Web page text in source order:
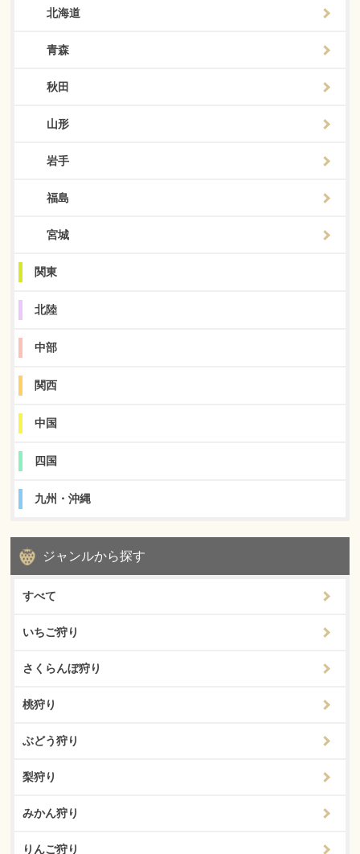
北海道
青森
秋田
山形
岩手
福島
宮城
関東
北陸
中部
関西
中国
四国
九州・沖縄
ジャンルから探す
すべて
いちご狩り
さくらんぼ狩り
桃狩り
ぶどう狩り
梨狩り
みかん狩り
りんご狩り